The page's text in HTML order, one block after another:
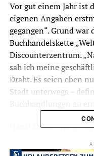
Vor gut einem Jahr ist
eigenen Angaben
gegangen“. Grund
Buchhandelskette
Discounterzentrum.
sah ich meine
Draht. Es seien eben
Stadt unterwegs –
Hansi Draht, wie er
Marketing zu